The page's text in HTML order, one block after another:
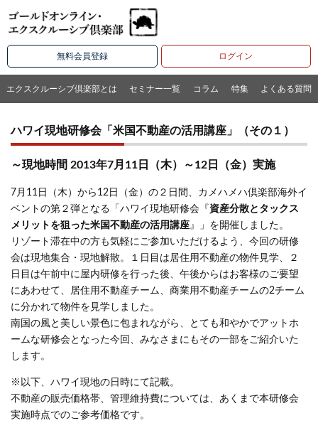
無料会員登録 ログイン
エクスクルーシブ倶楽部とは セミナー一覧 コラム 特集 よくある質問
ハワイ現地研修会「米国不動産の活用講座」（その１）
～現地時間 2013年7月11日（木）～12日（金）実施
7月11日（木）から12日（金）の２日間、カメハメハ倶楽部海外イ
ベントの第２弾となる「ハワイ現地研修会『 資産分散とタックス
メリットを狙った米国不動産の活用講座』」を開催しました。
リゾート滞在中の方も気軽にご参加いただけるよう、今回の研修
会は現地集合・現地解散。１日目は居住用不動産の物件見学、２
日目は午前中に屋内研修を行った後、午後からはお客様のご要望
にあわせて、居住用不動産チーム、商業用不動産チームの2チーム
に分かれて物件を見学しました。
南国の風と美しい景色に包まれながら、とても和やかでアットホ
ームな研修会となった今回、みなさまにもその一部をご紹介いた
します。
※以下、ハワイ現地の日時にて記載。
不動産の販売価格帯、管理維持費については、あくまで本研修会
実施時点でのご参考価格です。